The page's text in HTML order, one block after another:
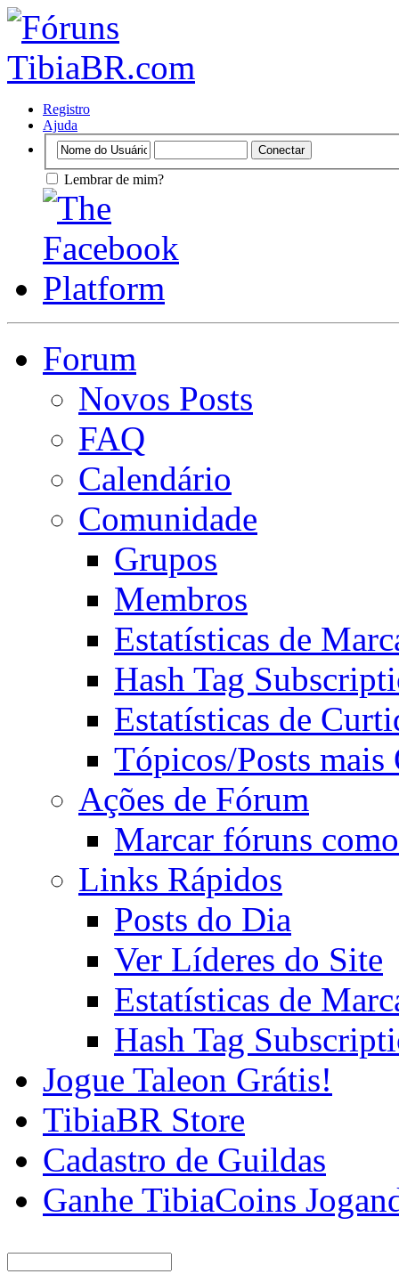
Registro
Ajuda
Lembrar de mim?
Forum
Novos Posts
FAQ
Calendário
Comunidade
Grupos
Membros
Estatísticas de
Hash Tag
Estatísticas de
Tópicos/Posts mais
Ações de Fórum
Marcar fóruns
Links Rápidos
Posts do Dia
Ver Líderes do Site
Estatísticas de
Hash Tag
Jogue Taleon Grátis!
TibiaBR Store
Cadastro de Guildas
Ganhe TibiaCoins